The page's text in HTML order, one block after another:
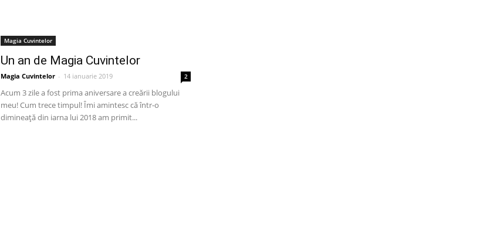
Magia Cuvintelor
Un an de Magia Cuvintelor
Magia Cuvintelor - 14 ianuarie 2019 2
Acum 3 zile a fost prima aniversare a creării blogului
meu! Cum trece timpul! Îmi amintesc că într-o
dimineață din iarna lui 2018 am primit...